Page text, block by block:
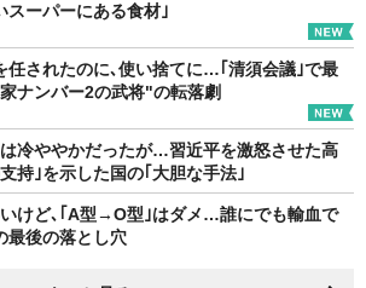
スーパーにある食材｣
任されたのに､使い捨てに…｢清須会議｣で最
ナンバー2の武将"の転落劇
冷ややかだったが…習近平を激怒させた高
持｣を示した国の｢大胆な手法｣
けど､｢A型→O型｣はダメ…誰にでも輸血で
最後の落とし穴